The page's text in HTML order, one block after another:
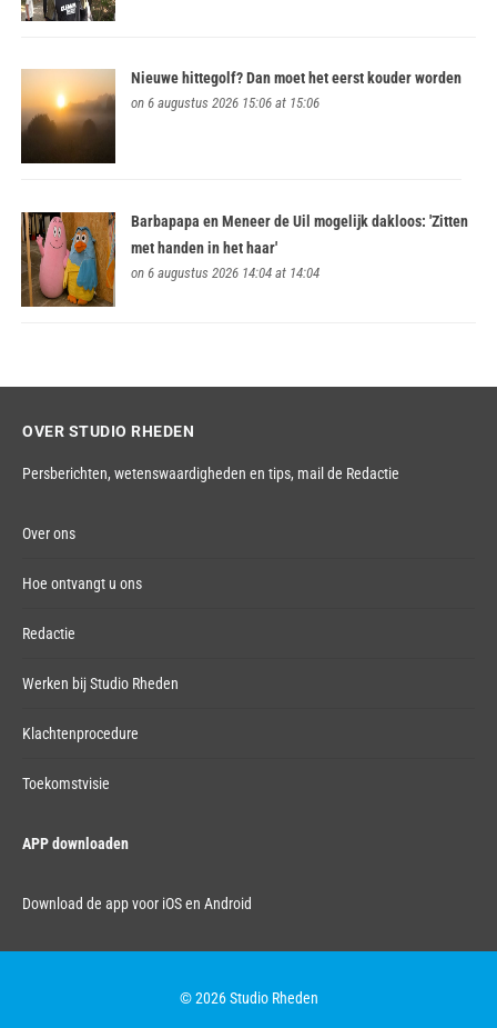
Nieuwe hittegolf? Dan moet het eerst kouder worden
on 6 augustus 2026 15:06 at 15:06
Barbapapa en Meneer de Uil mogelijk dakloos: 'Zitten
met handen in het haar'
on 6 augustus 2026 14:04 at 14:04
OVER STUDIO RHEDEN
Persberichten, wetenswaardigheden en tips, mail de Redactie
Over ons
Hoe ontvangt u ons
Redactie
Werken bij Studio Rheden
Klachtenprocedure
Toekomstvisie
APP downloaden
Download de app voor iOS en Android
© 2026 Studio Rheden